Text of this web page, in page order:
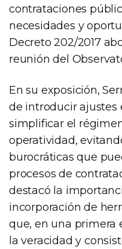
contrataciones
necesidades y
Decreto 202/2017
reunión del
En su exposición,
de introducir ajustes
simplificar el
operatividad,
burocráticas que
procesos de
destacó la
incorporación de
que, en una primera
la veracidad y